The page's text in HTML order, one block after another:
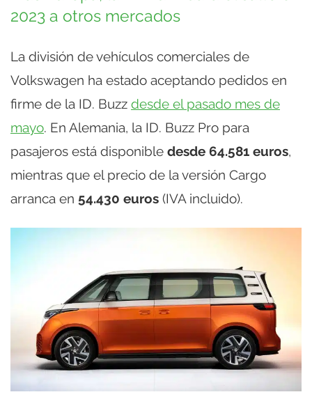
2023 a otros mercados
La división de vehículos comerciales de
Volkswagen ha estado aceptando pedidos en
firme de la ID. Buzz desde el pasado mes de
mayo. En Alemania, la ID. Buzz Pro para
pasajeros está disponible desde 64.581 euros,
mientras que el precio de la versión Cargo
arranca en 54.430 euros (IVA incluido).